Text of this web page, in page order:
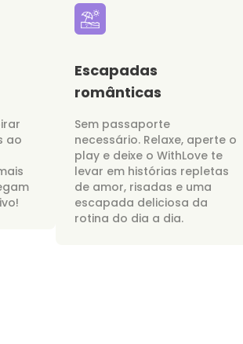
ao
Escapadas
românticas
Sem passaporte
necessário. Relaxe, aperte o
play e deixe o WithLove te
levar em histórias repletas
de amor, risadas e uma
escapada deliciosa da
rotina do dia a dia.